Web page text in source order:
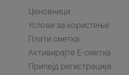
Ценовници
Услови за користење
Плати сметка
Активирајте Е-сметка
Припејд регистрација